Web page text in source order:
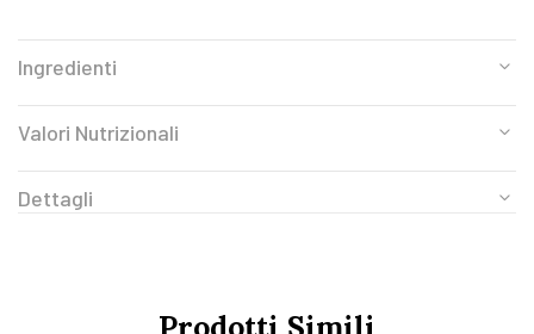
Ingredienti
Valori Nutrizionali
Dettagli